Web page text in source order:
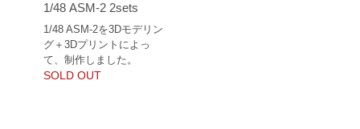
1/48 ASM-2 2sets
1/48 ASM-2を3Dモデリン
グ＋3Dプリントによっ
て、制作しました。
SOLD OUT